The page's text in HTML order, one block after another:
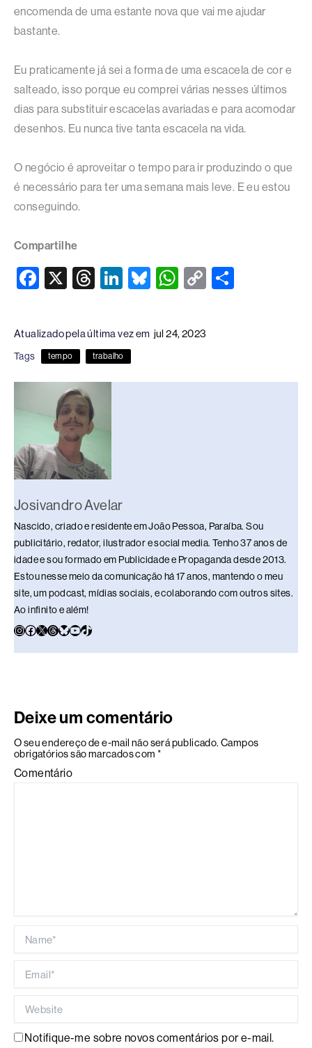
encomenda de uma estante nova que vai me ajudar
bastante.
Eu praticamente já sei a forma de uma escacela de cor e
salteado, isso porque eu comprei várias nesses últimos
dias para substituir escacelas avariadas e para acomodar
desenhos. Eu nunca tive tanta escacela na vida.
O negócio é aproveitar o tempo para ir produzindo o que
é necessário para ter uma semana mais leve. E eu estou
conseguindo.
Compartilhe
F
c
e
b
o
o
X
T
e
a
d
s
Li
e
dI
n
Bl
e
sk
W
at
s
p
C
n
Atualizado pela última vez em jul 24, 2023
Tags tempo trabalho
Josivandro Avelar
Nascido, criado e residente em João Pessoa, Paraíba. Sou
publicitário, redator, ilustrador e social media. Tenho 37 anos de
idade e sou formado em Publicidade e Propaganda desde 2013.
Estou nesse meio da comunicação há 17 anos, mantendo o meu
site, um podcast, mídias sociais, e colaborando com outros sites.
Ao infinito e além!
Deixe um comentário
O seu endereço de e-mail não será publicado. Campos
obrigatórios são marcados com *
Comentário
Notifique-me sobre novos comentários por e-mail.